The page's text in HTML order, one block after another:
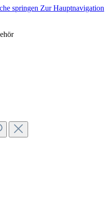
springen Zur Hauptnavigation